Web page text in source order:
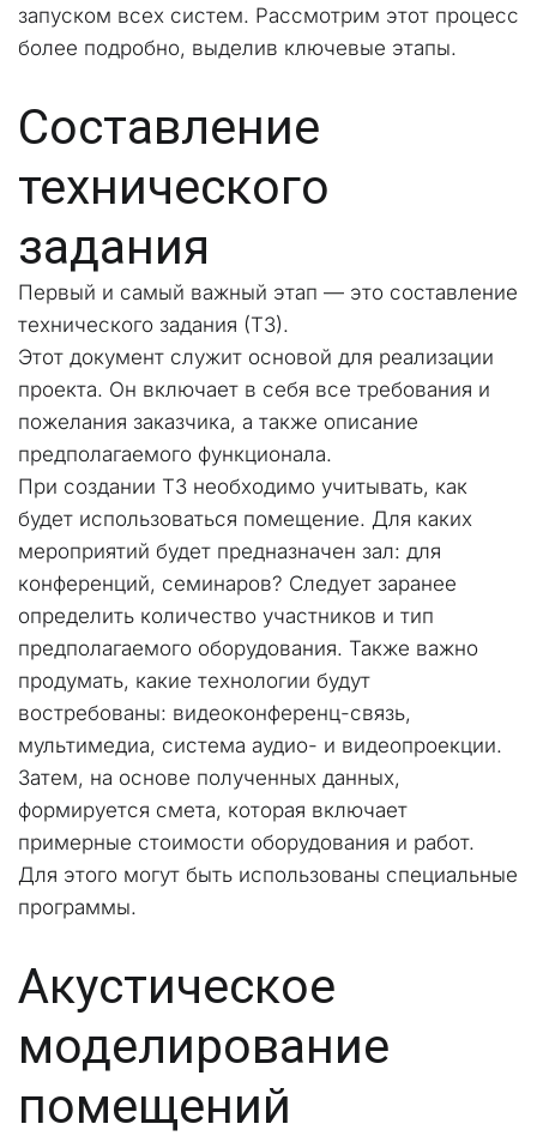
запуском всех систем. Рассмотрим этот процесс
более подробно, выделив ключевые этапы.
Составление
технического
задания
Первый и самый важный этап — это составление
технического задания (ТЗ).
Этот документ служит основой для реализации
проекта. Он включает в себя все требования и
пожелания заказчика, а также описание
предполагаемого функционала.
При создании ТЗ необходимо учитывать, как
будет использоваться помещение. Для каких
мероприятий будет предназначен зал: для
конференций, семинаров? Следует заранее
определить количество участников и тип
предполагаемого оборудования. Также важно
продумать, какие технологии будут
востребованы: видеоконференц-связь,
мультимедиа, система аудио- и видеопроекции.
Затем, на основе полученных данных,
формируется смета, которая включает
примерные стоимости оборудования и работ.
Для этого могут быть использованы специальные
программы.
Акустическое
моделирование
помещений